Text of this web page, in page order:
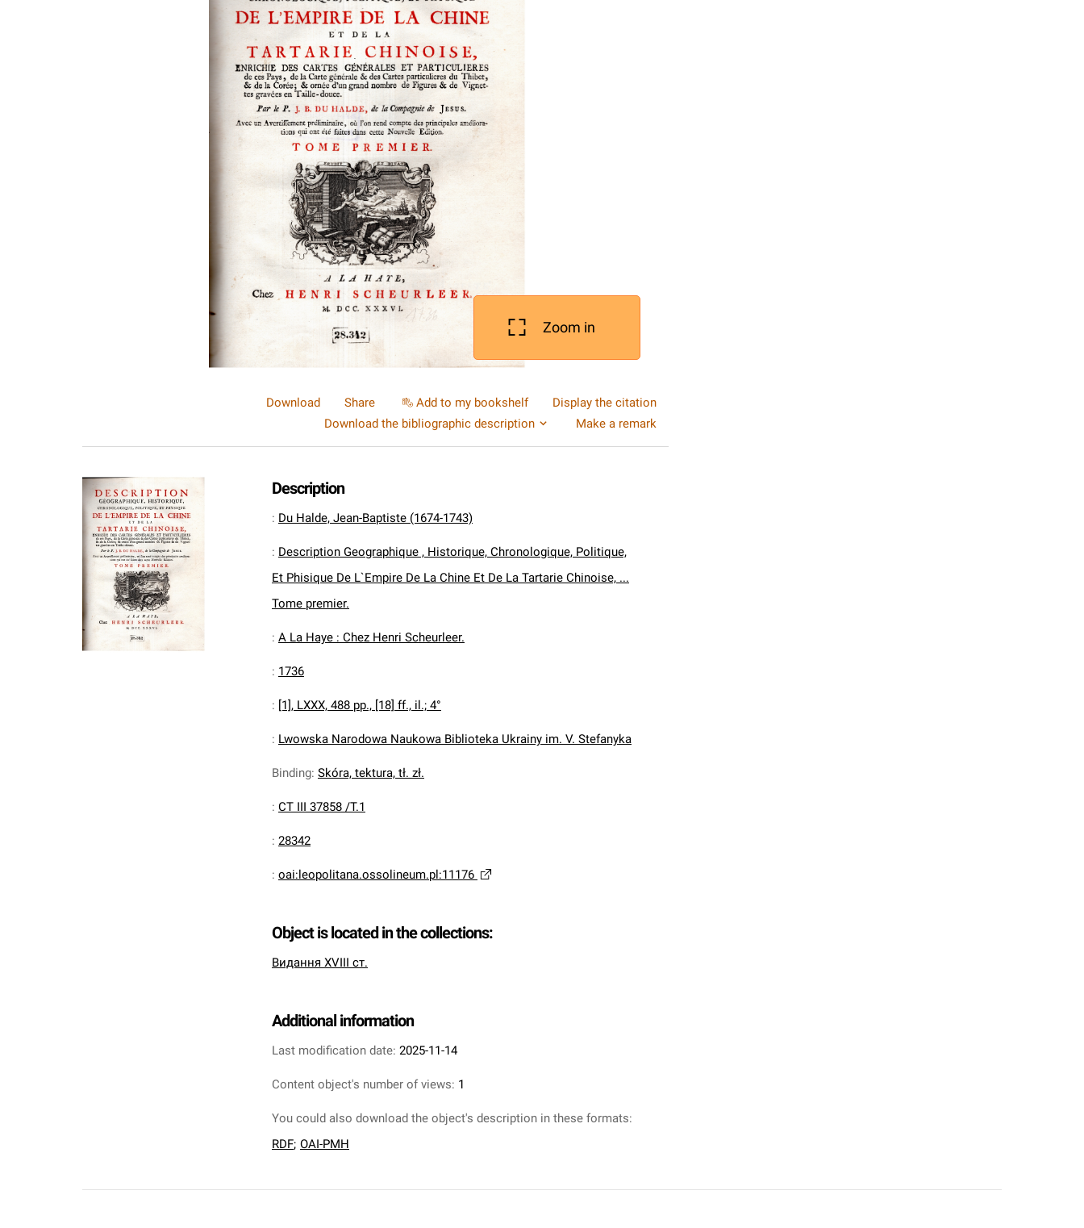
Zoom in
Download Share Add to my bookshelf
Display the citation
Download the bibliographic description
Make a remark
Description
: Du Halde, Jean-Baptiste (1674-1743)
: Description Geographique , Historique, Chronologique, Politique,
Et Phisique De L`Empire De La Chine Et De La Tartarie Chinoise, ...
Tome premier.
: A La Haye : Chez Henri Scheurleer.
: 1736
: [1], LXXX, 488 pp., [18] ff., il.; 4°
: Lwowska Narodowa Naukowa Biblioteka Ukrainy im. V. Stefanyka
Binding: Skóra, tektura, tł. zł.
: CT III 37858 /T.1
: 28342
: oai:leopolitana.ossolineum.pl:11176
Object is located in the collections:
Видання XVIII ст.
Additional information
Last modification date: 2025-11-14
Content object's number of views: 1
You could also download the object's description in these formats:
RDF; OAI-PMH